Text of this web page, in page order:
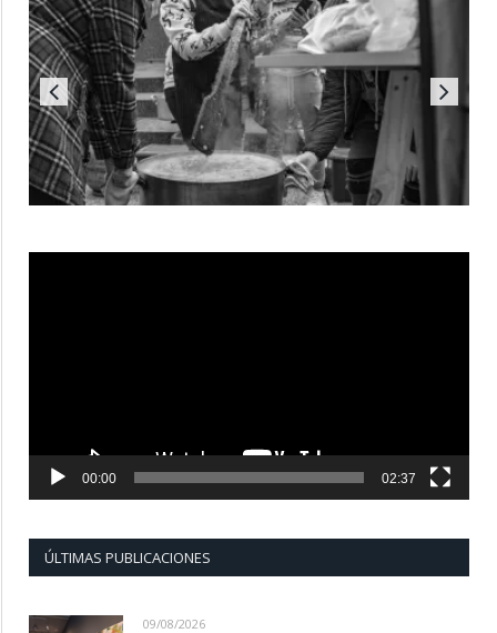
00:00 02:37
ÚLTIMAS PUBLICACIONES
09/08/2026